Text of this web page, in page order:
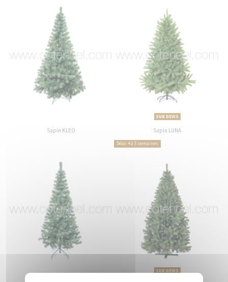
Sapin KLEO
SUR DEVIS
Sapin LUNA
Délai 4 à 5 semaines
SUR DEVIS